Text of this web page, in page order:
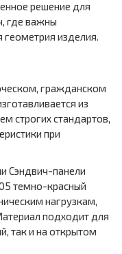
решение для
где важны
геометрия изделия.
гражданском
из
строгих стандартов,
при
Сэндвич-панели
темно-красный
нагрузкам,
подходит для
так и на открытом